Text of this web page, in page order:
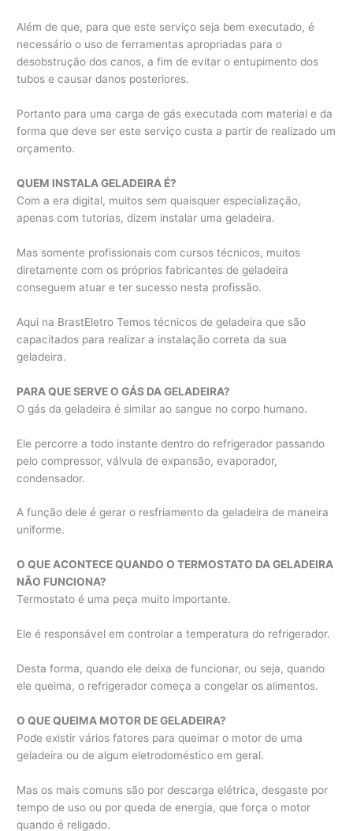
Além de que, para que este serviço seja bem executado, é
necessário o uso de ferramentas apropriadas para o
desobstrução dos canos, a fim de evitar o entupimento dos
tubos e causar danos posteriores.
Portanto para uma carga de gás executada com material e da
forma que deve ser este serviço custa a partir de realizado um
orçamento.
QUEM INSTALA GELADEIRA É?
Com a era digital, muitos sem quaisquer especialização,
apenas com tutorias, dizem instalar uma geladeira.
Mas somente profissionais com cursos técnicos, muitos
diretamente com os próprios fabricantes de geladeira
conseguem atuar e ter sucesso nesta profissão.
Aqui na BrastEletro Temos técnicos de geladeira que são
capacitados para realizar a instalação correta da sua
geladeira.
PARA QUE SERVE O GÁS DA GELADEIRA?
O gás da geladeira é similar ao sangue no corpo humano.
Ele percorre a todo instante dentro do refrigerador passando
pelo compressor, válvula de expansão, evaporador,
condensador.
A função dele é gerar o resfriamento da geladeira de maneira
uniforme.
O QUE ACONTECE QUANDO O TERMOSTATO DA GELADEIRA
NÃO FUNCIONA?
Termostato é uma peça muito importante.
Ele é responsável em controlar a temperatura do refrigerador.
Desta forma, quando ele deixa de funcionar, ou seja, quando
ele queima, o refrigerador começa a congelar os alimentos.
O QUE QUEIMA MOTOR DE GELADEIRA?
Pode existir vários fatores para queimar o motor de uma
geladeira ou de algum eletrodoméstico em geral.
Mas os mais comuns são por descarga elétrica, desgaste por
tempo de uso ou por queda de energia, que força o motor
quando é religado.